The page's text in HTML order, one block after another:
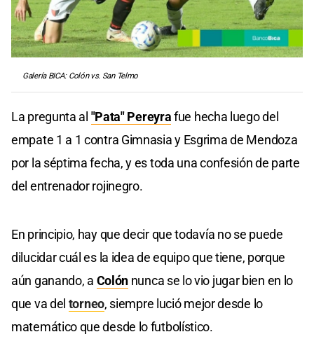
Galería BICA: Colón vs. San Telmo
La pregunta al "Pata" Pereyrafue hecha luego del
empate 1 a 1 contra Gimnasia y Esgrima de Mendoza
por la séptima fecha, y es toda una confesión de parte
del entrenador rojinegro.
En principio, hay que decir que todavía no se puede
dilucidar cuál es la idea de equipo que tiene, porque
aún ganando, a Colón nunca se lo vio jugar bien en lo
que va del torneo, siempre lució mejor desde lo
matemático que desde lo futbolístico.